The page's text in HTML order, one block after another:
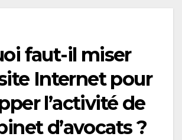
faut-il miser
Internet pour
l’activité de
d’avocats ?